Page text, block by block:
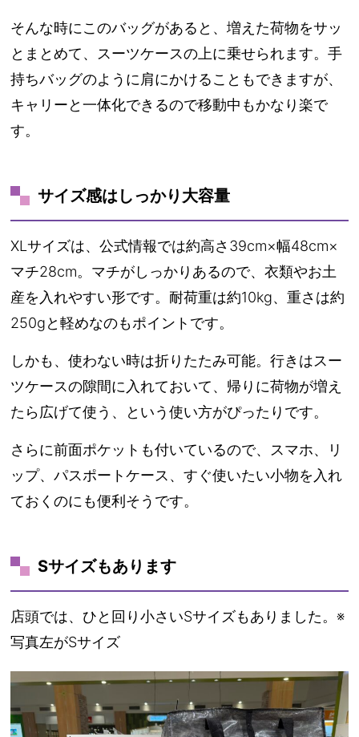
そんな時にこのバッグがあると、増えた荷物をサッ
とまとめて、スーツケースの上に乗せられます。手
持ちバッグのように肩にかけることもできますが、
キャリーと一体化できるので移動中もかなり楽で
す。
サイズ感はしっかり大容量
XLサイズは、公式情報では約高さ39cm×幅48cm×
マチ28cm。マチがしっかりあるので、衣類やお土
産を入れやすい形です。耐荷重は約10kg、重さは約
250gと軽めなのもポイントです。
しかも、使わない時は折りたたみ可能。行きはスー
ツケースの隙間に入れておいて、帰りに荷物が増え
たら広げて使う、という使い方がぴったりです。
さらに前面ポケットも付いているので、スマホ、リ
ップ、パスポートケース、すぐ使いたい小物を入れ
ておくのにも便利そうです。
Sサイズもあります
店頭では、ひと回り小さいSサイズもありました。※
写真左がSサイズ